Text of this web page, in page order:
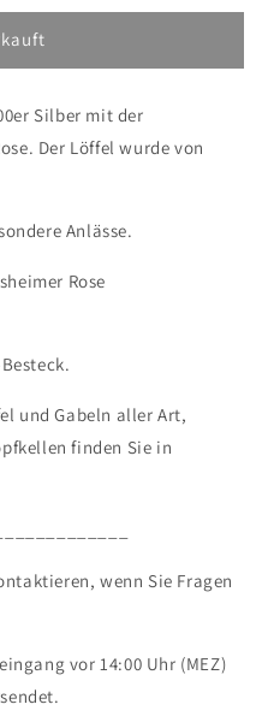
Silber mit der
Der Löffel wurde von
Anlässe.
Rose
und Gabeln aller Art,
finden Sie in
wenn Sie Fragen
vor 14:00 Uhr (MEZ)